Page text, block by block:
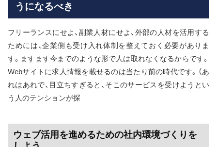
うになるべき
フリーランスにせよ、副業人材にせよ、外部の人材を活用する
ためには、企業側も受け入れ体制を整えておく必要がありま
す。ますます今までのような形で人は取れなくなるからです。
Webサイトに求人情報を載せるのは当たり前の時代です。（あ
れはあれで、目立ちすぎると、そこのサービスを受けようとい
う人のテンションが探
ウェブ活用を進めるための社内環境づくりを